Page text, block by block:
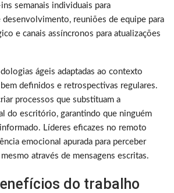
semanais individuais para
desenvolvimento, reuniões de equipe para
e canais assíncronos para atualizações
ágeis adaptadas ao contexto
definidos e retrospectivas regulares.
processos que substituam a
do escritório, garantindo que ninguém
Líderes eficazes no remoto
emocional apurada para perceber
através de mensagens escritas.
do trabalho